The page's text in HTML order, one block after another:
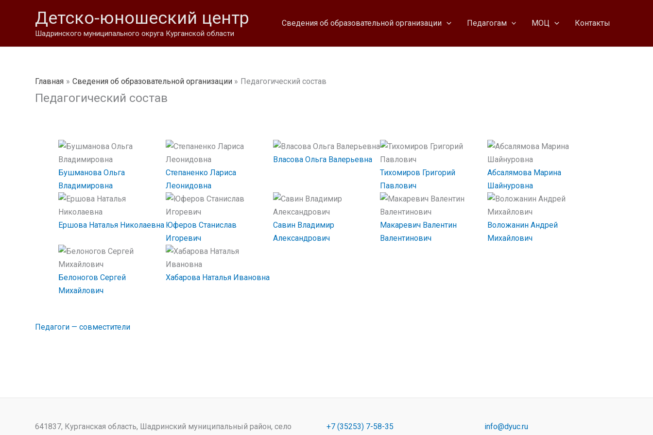
содержимому
Детско-юношеский центр
Шадринского муниципального округа Курганской области
Сведения об образовательной организации Педагогам МОЦ Контакты
Главная Сведения об образовательной организации Педагогический состав
Педагогический состав
Бушманова Ольга
Владимировна
Степаненко Лариса
Леонидовна
Власова Ольга Валерьевна
Тихомиров Григорий
Павлович
Абсалямова Марина
Шайнуровна
Ершова Наталья Николаевна Юферов Станислав
Игоревич
Савин Владимир
Александрович
Макаревич Валентин
Валентинович
Воложанин Андрей
Михайлович
Белоногов Сергей
Михайлович
Хабарова Наталья Ивановна
Педагоги — совместители
641837, Курганская область, Шадринский муниципальный район, село +7 (35253) 7-58-35 info@dyuc.ru